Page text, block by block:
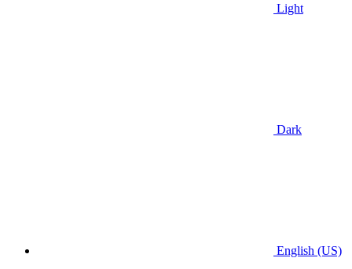
Light
Dark
English (US)